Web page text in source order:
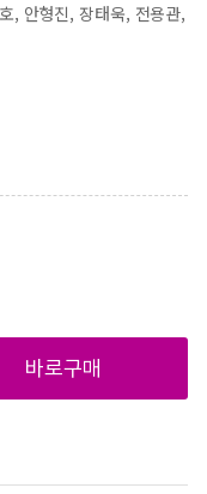
, 안형진, 장태욱, 전용관,
바로구매